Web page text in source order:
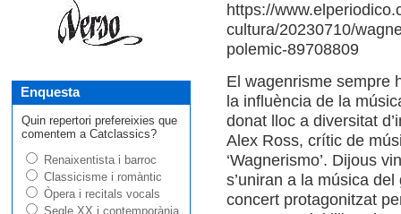
Enquesta
Quin repertori prefereixies que
comentem a Catclassics?
Renaixentista i barroc
Classicisme i romàntic
Òpera i recitals vocals
Segle XX i contemporània
https://
cultura/20230710/
polemic-89708809
El wagenrisme sempre
la influència de la
donat lloc a diversitat
Alex Ross, crític de
‘Wagnerismo’. Dijous
s’uniran a la música
concert protagonitzat